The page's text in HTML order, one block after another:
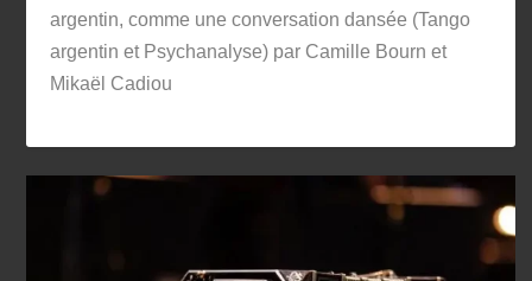
argentin, comme une conversation dansée (Tango
argentin et Psychanalyse) par Camille Bourn et
Mikaël Cadiou